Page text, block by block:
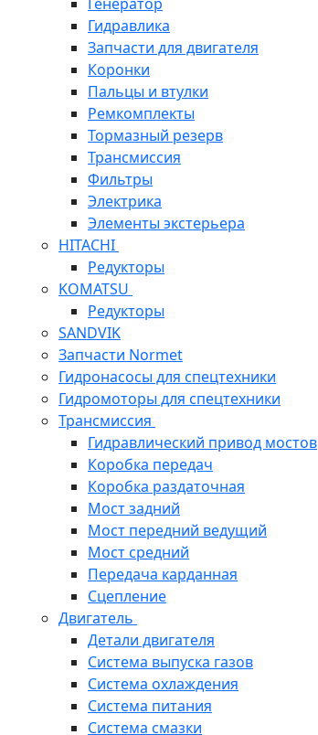
Гидравлика
Запчасти для двигателя
Коронки
Пальцы и втулки
Ремкомплекты
Тормазный резерв
Трансмиссия
Фильтры
Электрика
Элементы экстерьера
HITACHI
Редукторы
KOMATSU
Редукторы
SANDVIK
Запчасти Normet
Гидронасосы для спецтехники
Гидромоторы для спецтехники
Трансмиссия
Гидравлический привод мостов
Коробка передач
Коробка раздаточная
Мост задний
Мост передний ведущий
Мост средний
Передача карданная
Сцепление
Двигатель
Детали двигателя
Система выпуска газов
Система охлаждения
Система питания
Система смазки